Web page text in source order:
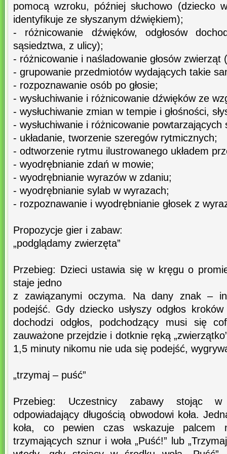
pomocą wzroku, później słuchowo (dziecko
identyfikuje ze słyszanym dźwiękiem);
- różnicowanie dźwięków, odgłosów
sąsiedztwa, z ulicy);
- różnicowanie i naśladowanie głosów
- grupowanie przedmiotów wydających takie
- rozpoznawanie osób po głosie;
- wysłuchiwanie i różnicowanie dźwięków ze
- wysłuchiwanie zmian w tempie i głośności,
- wysłuchiwanie i różnicowanie powtarzających
- układanie, tworzenie szeregów rytmicznych;
- odtworzenie rytmu ilustrowanego układem
- wyodrębnianie zdań w mowie;
- wyodrębnianie wyrazów w zdaniu;
- wyodrębnianie sylab w wyrazach;
- rozpoznawanie i wyodrębnianie głosek z
Propozycje gier i zabaw:
„podglądamy zwierzęta”
Przebieg: Dzieci ustawia się w kręgu o
staje jedno
z zawiązanymi oczyma. Na dany znak –
podejść. Gdy dziecko usłyszy odgłos
dochodzi odgłos, podchodzący musi się
zauważone przejdzie i dotknie ręką
1,5 minuty nikomu nie uda się podejść,
„trzymaj – puść”
Przebieg: Uczestnicy zabawy stojąc
odpowiadający długością obwodowi koła.
koła, co pewien czas wskazuje palcem
trzymających sznur i woła „Puść!” lub